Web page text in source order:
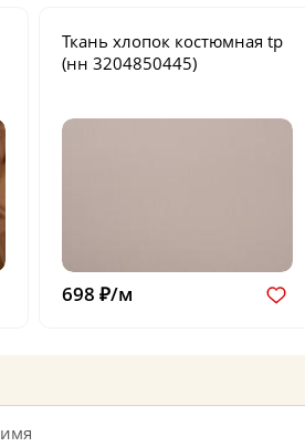
Ткань хлопок костюмнаяtp
(нн 3204850445)
698 ₽/м